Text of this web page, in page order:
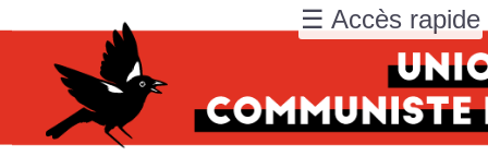
☰ Accès rapide